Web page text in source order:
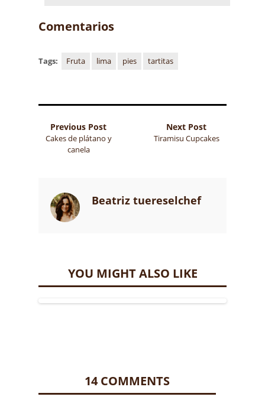
Comentarios
Tags: Fruta lima pies tartitas
Previous Post
Cakes de plátano y
canela
Next Post
Tiramisu Cupcakes
Beatriz tuereselchef
YOU MIGHT ALSO LIKE
14 COMMENTS